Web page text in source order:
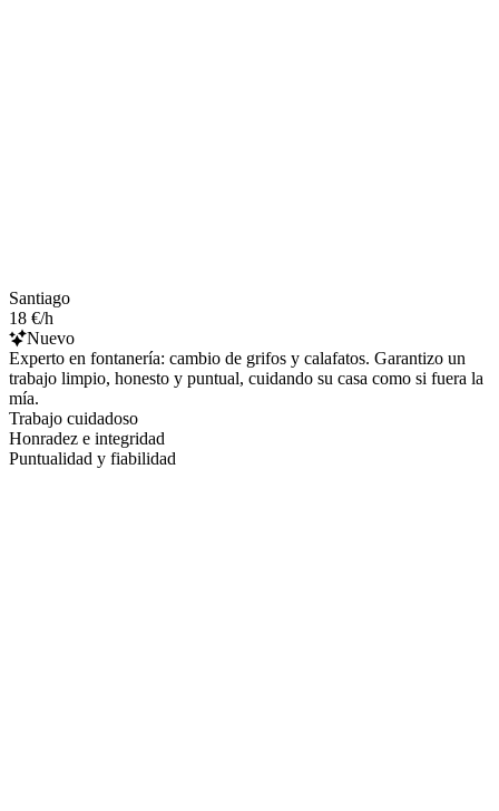
Santiago
18 €/h
Nuevo
Experto en fontanería: cambio de grifos y calafatos. Garantizo un
trabajo limpio, honesto y puntual, cuidando su casa como si fuera la
mía.
Trabajo cuidadoso
Honradez e integridad
Puntualidad y fiabilidad